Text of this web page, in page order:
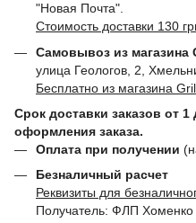
"Новая Почта".
Стоимость доставки 130
Самовывоз из магазина
улица Геологов, 2,
Бесплатно из магазина
Срок доставки заказов от
оформления заказа.
Оплата при получении
Безналичный расчет
Реквизиты для
Получатель: ФЛП Хоменко